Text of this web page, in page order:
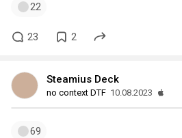
22
23 2
Steamius Deck
no context DTF 10.08.2023
69